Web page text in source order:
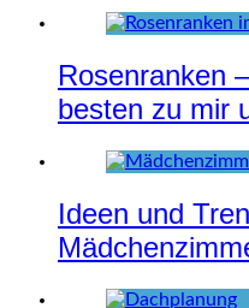
Rosenranken
besten zu mir
Ideen und